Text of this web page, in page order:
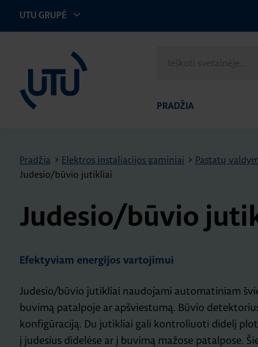
UTU GRUPĖ
svetainėje
PRADŽIA
Pradžia > Elektros instaliacijos gaminiai > Pastatų
Judesio/būvio jutikliai
Judesio/būvio
Efektyviam energijos vartojimui
Judesio/būvio jutikliai naudojami automatiniam
buvimą patalpoje ar apšviestumą. Būvio
konfigūraciją. Du jutikliai gali kontroliuoti didelį
į judesius didelėse ar į buvimą mažose patalpose.